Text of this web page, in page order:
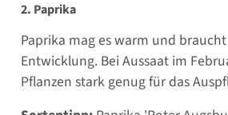
2. Paprika
Paprika mag es warm und
Entwicklung. Bei Aussaat im
Pflanzen stark genug für das